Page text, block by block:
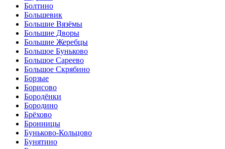
Болтино
Большевик
Большие Вязёмы
Большие Дворы
Большие Жеребцы
Большое Буньково
Большое Сареево
Большое Скрябино
Борзые
Борисово
Бородёнки
Бородино
Брёхово
Бронницы
Буньково-Кольцово
Бунятино